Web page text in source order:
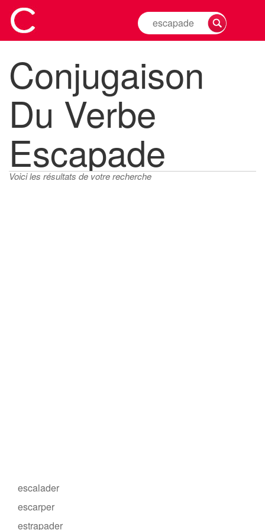
Rechercher
la
d'un
verbe
Conjugaison
Du Verbe
Escapade
Voici les résultats de votre recherche
escalader
escarper
estrapader